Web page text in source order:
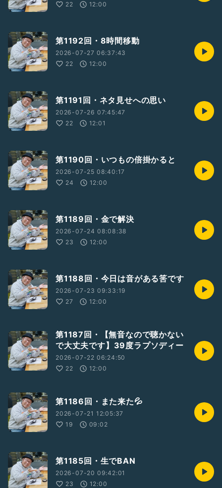
22
12:00
第1192回・8時間移動
2026-07-27 06:37:43
22
12:00
第1191回・ネタ見せへの思い
2026-07-26 07:45:47
22
12:01
第1190回・いつもの倍掛かると
2026-07-25 08:40:17
24
12:00
第1189回・金で解決
2026-07-24 08:08:38
23
12:00
第1188回・今日は音がある筈です
2026-07-23 09:33:19
27
12:00
第1187回・【無音なので聴かない
で大丈夫です】39度ラプソディー
2026-07-22 06:24:50
22
12:00
第1186回・また来た💦
2026-07-21 12:05:37
19
09:02
第1185回・生でBAN
2026-07-20 09:42:01
23
12:00